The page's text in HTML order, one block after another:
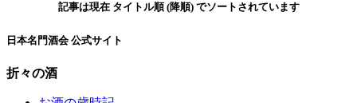
記事は現在 タイトル順 (降順) でソートされています
日本名門酒会 公式サイト
折々の酒